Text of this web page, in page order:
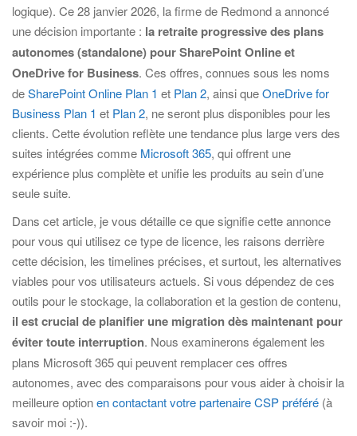
logique). Ce 28 janvier 2026, la firme de Redmond a annoncé
une décision importante : la retraite progressive des plans
autonomes (standalone) pour SharePoint Online et
OneDrive for Business. Ces offres, connues sous les noms
deSharePoint Online Plan 1 et Plan 2, ainsi queOneDrive for
Business Plan 1 et Plan 2, ne seront plus disponibles pour les
clients. Cette évolution reflète une tendance plus large vers des
suites intégrées comme Microsoft 365, qui offrent une
expérience plus complète et unifie les produits au sein d’une
seule suite.
Dans cet article, je vous détaille ce que signifie cette annonce
pour vous qui utilisez ce type de licence, les raisons derrière
cette décision, les timelines précises, et surtout, les alternatives
viables pour vos utilisateurs actuels. Si vous dépendez de ces
outils pour le stockage, la collaboration et la gestion de contenu,
il est crucial de planifier une migration dès maintenant pour
éviter toute interruption. Nous examinerons également les
plans Microsoft 365 qui peuvent remplacer ces offres
autonomes, avec des comparaisons pour vous aider à choisir la
meilleure optionen contactant votre partenaire CSP préféré (à
savoir moi :-)).